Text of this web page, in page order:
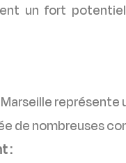
un fort
Marseille représente
de nombreuses
: